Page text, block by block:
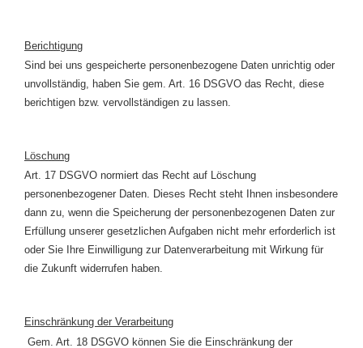
Berichtigung
Sind bei uns gespeicherte personenbezogene Daten unrichtig oder
unvollständig, haben Sie gem. Art. 16 DSGVO das Recht, diese
berichtigen bzw. vervollständigen zu lassen.
Löschung
Art. 17 DSGVO normiert das Recht auf Löschung
personenbezogener Daten. Dieses Recht steht Ihnen insbesondere
dann zu, wenn die Speicherung der personenbezogenen Daten zur
Erfüllung unserer gesetzlichen Aufgaben nicht mehr erforderlich ist
oder Sie Ihre Einwilligung zur Datenverarbeitung mit Wirkung für
die Zukunft widerrufen haben.
Einschränkung der Verarbeitung
Gem. Art. 18 DSGVO können Sie die Einschränkung der